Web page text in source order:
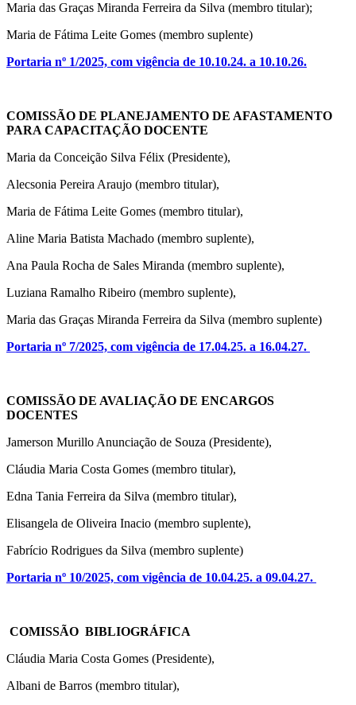
Maria das Graças Miranda Ferreira da Silva (membro titular);
Maria de Fátima Leite Gomes (membro suplente)
Portaria nº 1/2025, com vigência de 10.10.24. a 10.10.26.
COMISSÃO DE PLANEJAMENTO DE AFASTAMENTO
PARA CAPACITAÇÃO DOCENTE
Maria da Conceição Silva Félix (Presidente),
Alecsonia Pereira Araujo (membro titular),
Maria de Fátima Leite Gomes (membro titular),
Aline Maria Batista Machado (membro suplente),
Ana Paula Rocha de Sales Miranda (membro suplente),
Luziana Ramalho Ribeiro (membro suplente),
Maria das Graças Miranda Ferreira da Silva (membro suplente)
Portaria nº 7/2025, com vigência de 17.04.25. a 16.04.27.
COMISSÃO DE AVALIAÇÃO DE ENCARGOS
DOCENTES
Jamerson Murillo Anunciação de Souza (Presidente),
Cláudia Maria Costa Gomes (membro titular),
Edna Tania Ferreira da Silva (membro titular),
Elisangela de Oliveira Inacio (membro suplente),
Fabrício Rodrigues da Silva (membro suplente)
Portaria nº 10/2025, com vigência de 10.04.25. a 09.04.27.
COMISSÃO BIBLIOGRÁFICA
Cláudia Maria Costa Gomes (Presidente),
Albani de Barros (membro titular),